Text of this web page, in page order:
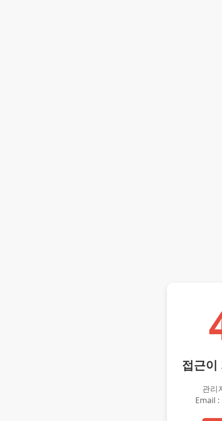
접근이
관리
Email